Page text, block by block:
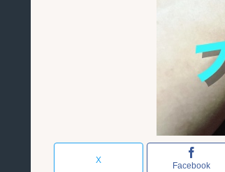
X
Facebook